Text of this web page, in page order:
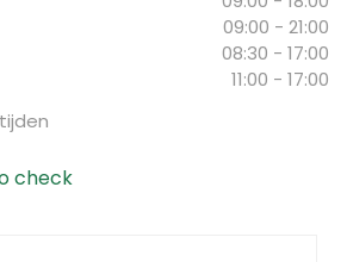
09:00 - 21:00
08:30 - 17:00
11:00 - 17:00
check